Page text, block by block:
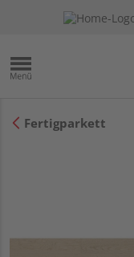
Fertigparkett